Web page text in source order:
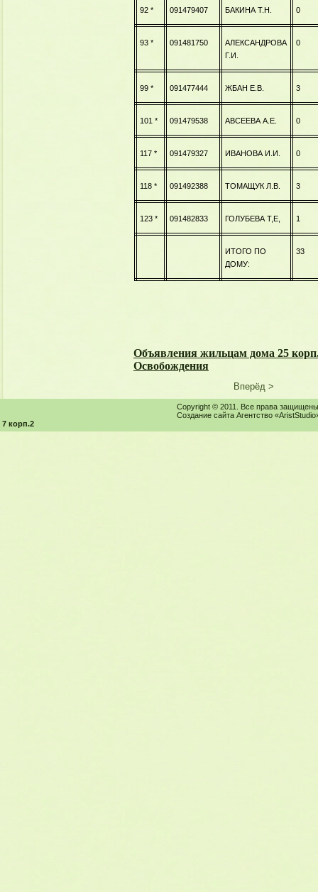
92 * 091479407 БАКИНА Т.Н. 0
93 * 091481750
АЛЕКСАНДРОВА
Г.И.
0
99 * 091477444 ЖБАН Е.В. 3
101 * 091479538 АВСЕЕВА А.Е. 0
117 * 091479327 ИВАНОВА И.И. 0
118 * 091492388 ТОМАЩУК Л.В. 3
123 * 091482833 ГОЛУБЕВА Т,Е, 1
ИТОГО ПО
ДОМУ:
33
Объявления жильцам дома 25
Освобождения
Вперёд >
Copyright © 2011. Все права
Создание сайта Агентство
корп.2